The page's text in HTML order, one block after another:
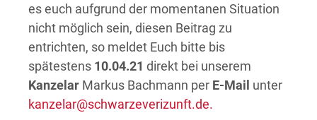
es euch aufgrund der momentanen Situation
nicht möglich sein, diesen Beitrag zu
entrichten, so meldet Euch bitte bis
spätestens 10.04.21 direkt bei unserem
Kanzelar Markus Bachmann per E-Mail unter
kanzelar@schwarzeverizunft.de.